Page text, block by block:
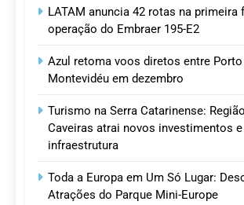
LATAM anuncia 42 rotas na primeira
operação do Embraer 195-E2
Azul retoma voos diretos entre
Montevidéu em dezembro
Turismo na Serra Catarinense:
Caveiras atrai novos investimentos
infraestrutura
Toda a Europa em Um Só Lugar:
Atrações do Parque Mini-Europe